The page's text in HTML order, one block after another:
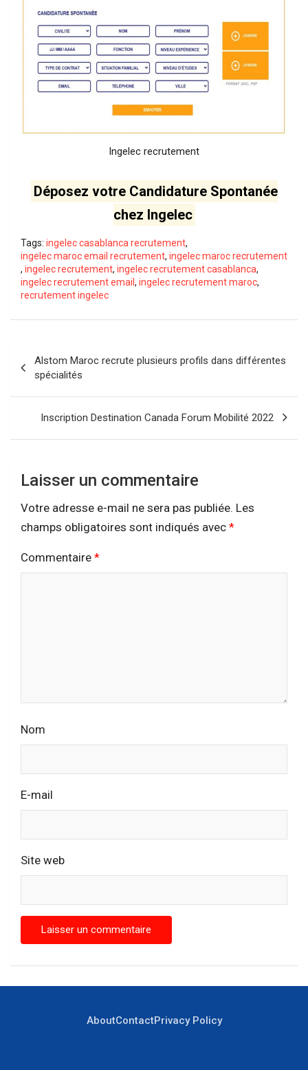
Ingelec recrutement
Déposez votre Candidature Spontanée
chez Ingelec
Tags: ingelec casablanca recrutement,
ingelec maroc email recrutement, ingelec maroc recrutement
, ingelec recrutement, ingelec recrutement casablanca,
ingelec recrutement email, ingelec recrutement maroc,
recrutement ingelec
de
l’article
Alstom Maroc recrute plusieurs profils dans différentes
spécialités
Inscription Destination Canada Forum Mobilité 2022
Laisser un commentaire
Votre adresse e-mail ne sera pas publiée. Les
champs obligatoires sont indiqués avec *
Commentaire *
Nom
E-mail
Site web
AboutContactPrivacy Policy